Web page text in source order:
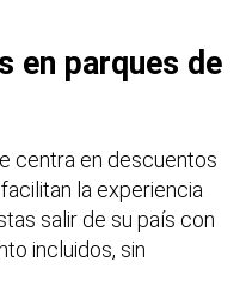
en parques de
centra en descuentos
la experiencia
salir de su país con
incluidos, sin